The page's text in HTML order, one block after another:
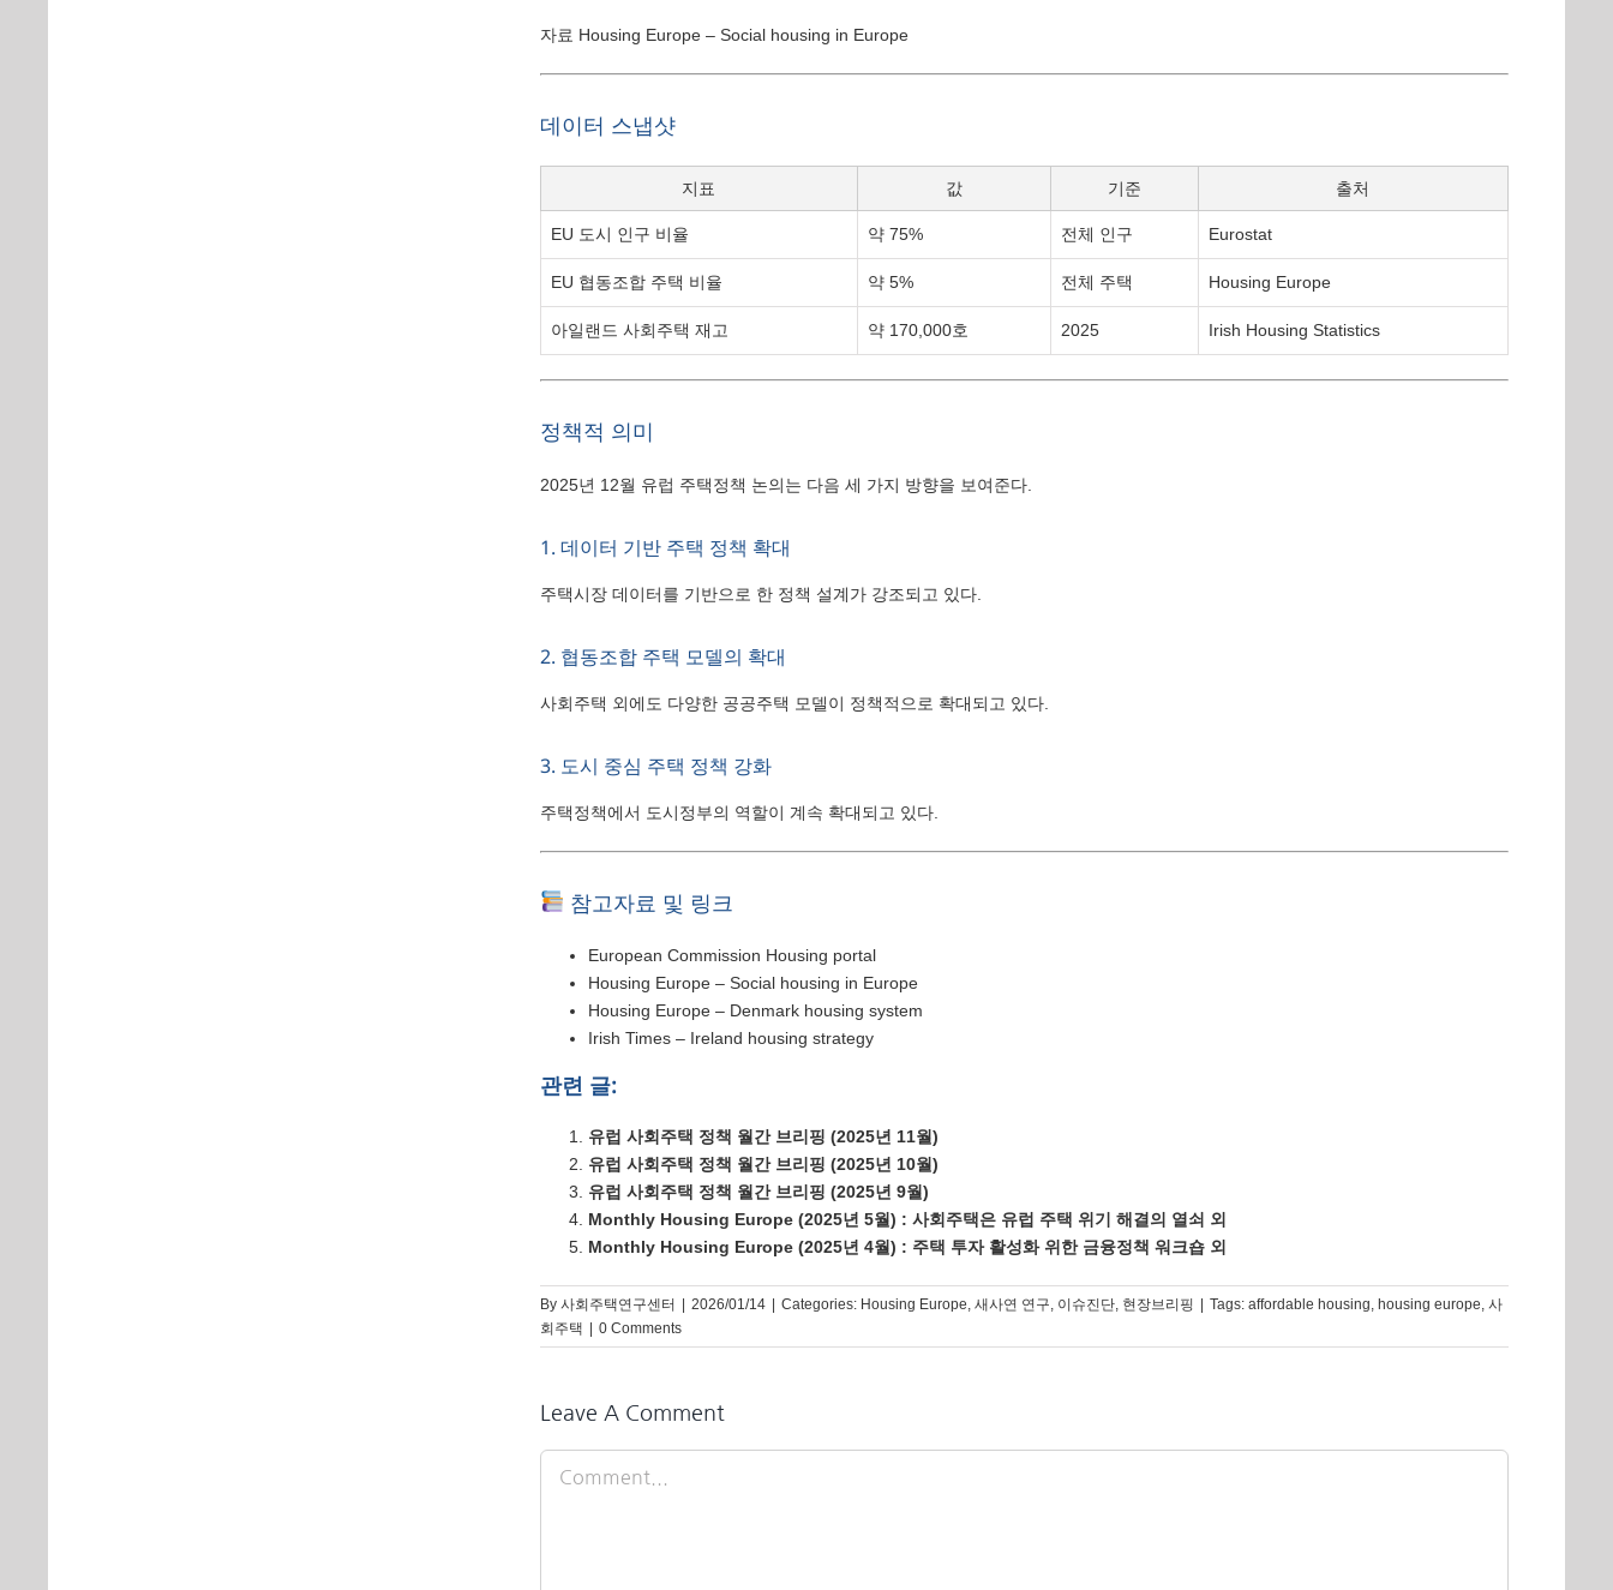
자료 Housing Europe – Social housing in Europe
데이터 스냅샷
지표 값 기준 출처
EU 도시 인구 비율 약 75% 전체 인구 Eurostat
EU 협동조합 주택 비율 약 5% 전체 주택 Housing Europe
아일랜드 사회주택 재고 약 170,000호 2025 Irish Housing Statistics
정책적 의미
2025년 12월 유럽 주택정책 논의는 다음 세 가지 방향을 보여준다.
1. 데이터 기반 주택 정책 확대
주택시장 데이터를 기반으로 한 정책 설계가 강조되고 있다.
2. 협동조합 주택 모델의 확대
사회주택 외에도 다양한 공공주택 모델이 정책적으로 확대되고 있다.
3. 도시 중심 주택 정책 강화
주택정책에서 도시정부의 역할이 계속 확대되고 있다.
참고자료 및 링크
European Commission Housing portal
Housing Europe – Social housing in Europe
Housing Europe – Denmark housing system
Irish Times – Ireland housing strategy
관련 글:
유럽 사회주택 정책 월간 브리핑 (2025년 11월)
유럽 사회주택 정책 월간 브리핑 (2025년 10월)
유럽 사회주택 정책 월간 브리핑 (2025년 9월)
Monthly Housing Europe (2025년 5월) : 사회주택은 유럽 주택 위기 해결의 열쇠 외
Monthly Housing Europe (2025년 4월) : 주택 투자 활성화 위한 금융정책 워크숍 외
By 사회주택연구센터 2026/01/14 Categories: Housing Europe, 새사연 연구, 이슈진단, 현장브리핑 Tags: affordable housing, housing europe, 사
회주택
0 Comments
Leave A Comment